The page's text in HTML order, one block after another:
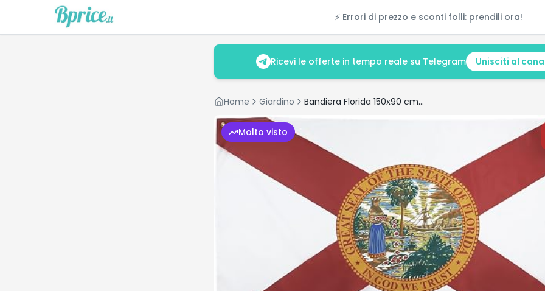
⚡ Errori di prezzo e sconti folli: prendili ora!
Ricevi le offerte in tempo reale su Telegram Unisciti al
Home Giardino Bandiera Florida 150x90 cm – Offerta e Recensione
Molto visto